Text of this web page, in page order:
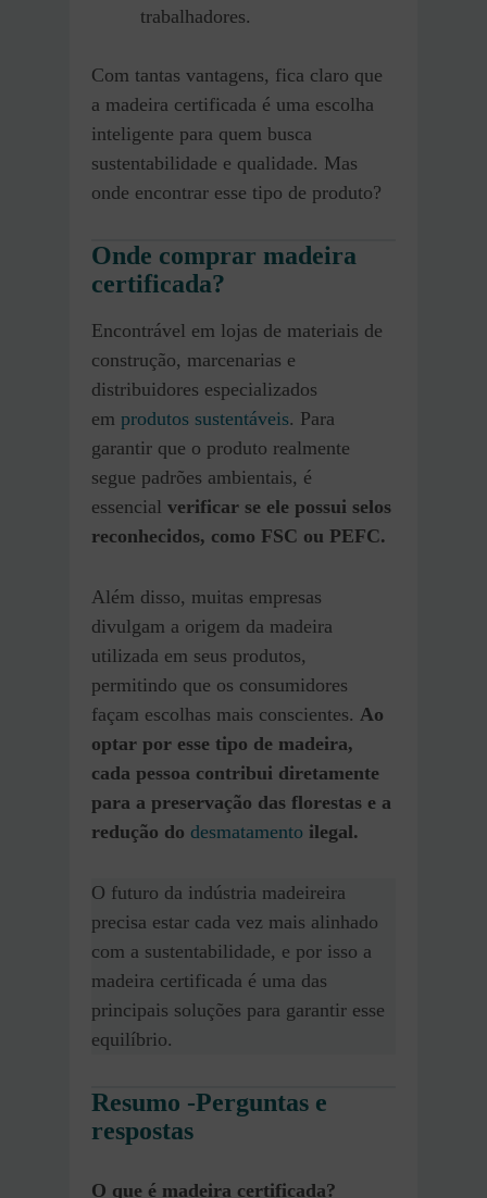
trabalhadores.
Com tantas vantagens, fica claro que
a madeira certificada é uma escolha
inteligente para quem busca
sustentabilidade e qualidade. Mas
onde encontrar esse tipo de produto?
Onde comprar madeira
certificada?
Encontrável em lojas de materiais de
construção, marcenarias e
distribuidores especializados
em produtos sustentáveis. Para
garantir que o produto realmente
segue padrões ambientais, é
essencial verificar se ele possui selos
reconhecidos, como FSC ou PEFC.
Além disso, muitas empresas
divulgam a origem da madeira
utilizada em seus produtos,
permitindo que os consumidores
façam escolhas mais conscientes. Ao
optar por esse tipo de madeira,
cada pessoa contribui diretamente
para a preservação das florestas e a
redução do desmatamento ilegal.
O futuro da indústria madeireira
precisa estar cada vez mais alinhado
com a sustentabilidade, e por isso a
madeira certificada é uma das
principais soluções para garantir esse
equilíbrio.
Resumo -Perguntas e
respostas
O que é madeira certificada?